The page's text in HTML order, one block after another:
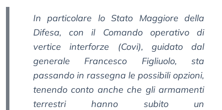
In particolare lo Stato Maggiore della
Difesa, con il Comando operativo di
vertice interforze (Covi), guidato dal
generale Francesco Figliuolo, sta
passando in rassegna le possibili opzioni,
tenendo conto anche che gli armamenti
terrestri hanno subito un